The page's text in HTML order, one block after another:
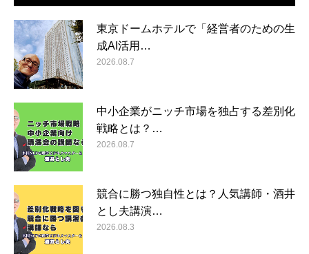
東京ドームホテルで「経営者のための生
成AI活用…
2026.08.7
中小企業がニッチ市場を独占する差別化
戦略とは？…
2026.08.7
競合に勝つ独自性とは？人気講師・酒井
とし夫講演…
2026.08.3